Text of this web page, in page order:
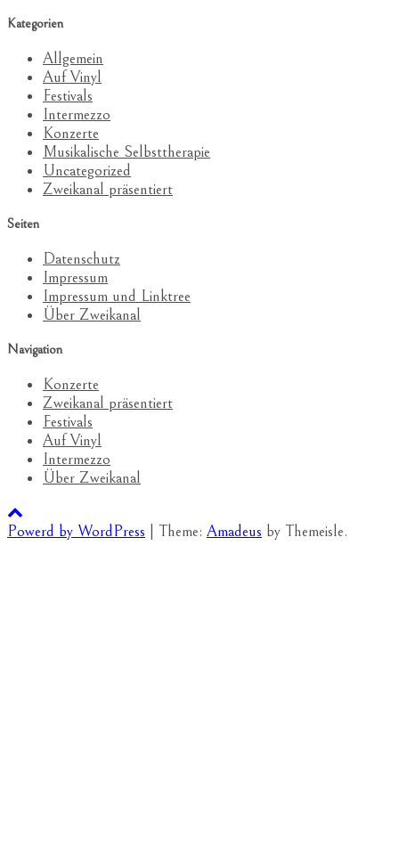
Kategorien
Allgemein
Auf Vinyl
Festivals
Intermezzo
Konzerte
Musikalische Selbsttherapie
Uncategorized
Zweikanal präsentiert
Seiten
Datenschutz
Impressum
Impressum und Linktree
Über Zweikanal
Navigation
Konzerte
Zweikanal präsentiert
Festivals
Auf Vinyl
Intermezzo
Über Zweikanal
Powerd by WordPress Theme: Amadeus by Themeisle.